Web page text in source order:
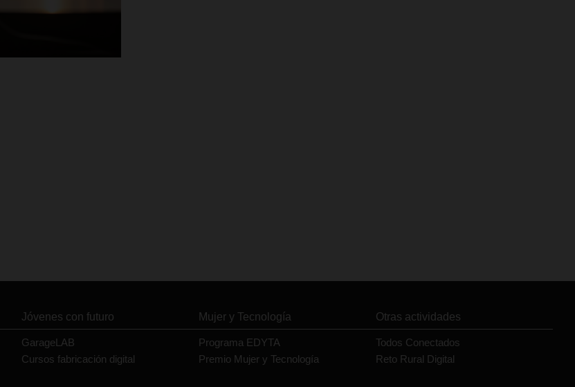
Jóvenes con futuro
GarageLAB
Cursos fabricación digital
Mujer y Tecnología
Programa EDYTA
Premio Mujer y Tecnología
Otras actividades
Todos Conectados
Reto Rural Digital